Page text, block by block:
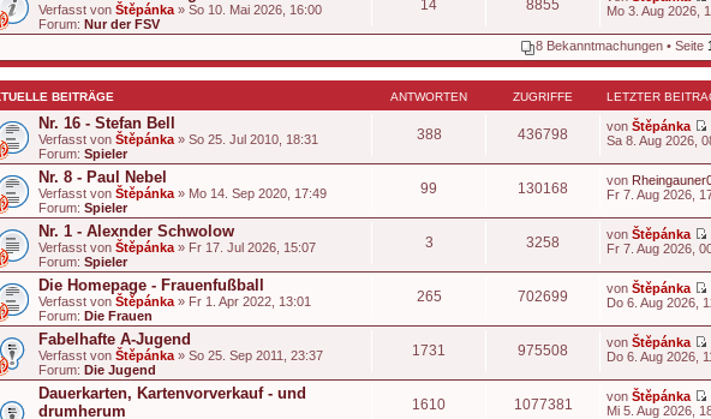
Verfasst von Štěpánka » So 10. Mai 2026, 16:00
Forum: Nur der FSV
14 8855
t
r
t
r
Mo 3. Aug 2026,
8 Bekanntmachungen • Seite
BEITRÄGE ANTWORTEN ZUGRIFFE LETZTER
Nr. 16 - Stefan Bell
Verfasst von Štěpánka » So 25. Jul 2010, 18:31
Forum: Spieler
388 436798 von Štěpánka
t
r
Sa 8. Aug 2026,
Nr. 8 - Paul Nebel
Verfasst von Štěpánka » Mo 14. Sep 2020, 17:49
Forum: Spieler
99 130168 von
Fr 7. Aug 2026,
Nr. 1 - Alexnder Schwolow
Verfasst von Štěpánka » Fr 17. Jul 2026, 15:07
Forum: Spieler
3 3258 von Štěpánka
t
Fr 7. Aug 2026,
Die Homepage - Frauenfußball
Verfasst von Štěpánka » Fr 1. Apr 2022, 13:01
Forum: Die Frauen
265 702699 von Štěpánka
Do 6. Aug 2026,
Fabelhafte A-Jugend
Verfasst von Štěpánka » So 25. Sep 2011, 23:37
Forum: Die Jugend
1731 975508 von Štěpánka
Do 6. Aug 2026,
Dauerkarten, Kartenvorverkauf - und
drumherum
1610 1077381 von Štěpánka
Mi 5. Aug 2026,